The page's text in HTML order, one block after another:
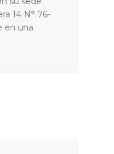
14 N° 76-
en una